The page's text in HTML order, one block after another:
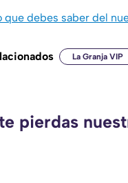
que debes saber del
La Granja VIP
pierdas